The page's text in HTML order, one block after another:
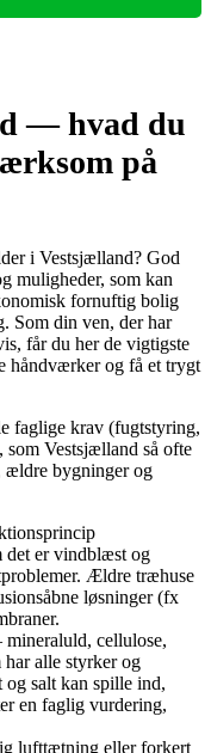
— hvad du
på
i Vestsjælland? God
muligheder, som kan
fornuftig bolig
Som din ven, der har
får du her de vigtigste
håndværker og få et trygt
faglige krav (fugtstyring,
Vestsjælland så ofte
bygninger og
det er vindblæst og
Ældre træhuse
løsninger (fx
cellulose,
alle styrker og
salt kan spille ind,
en faglig vurdering,
lufttætning eller forkert